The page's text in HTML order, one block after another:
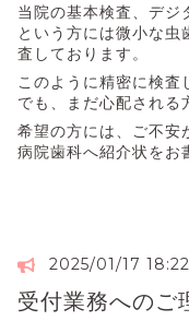
当院の基本検査、デジ
という方には微小な虫
査しております。
このように精密に検査
でも、まだ心配される
希望の方には、ご不安
病院歯科へ紹介状をお
2025/01/17 18:22
受付業務へのご